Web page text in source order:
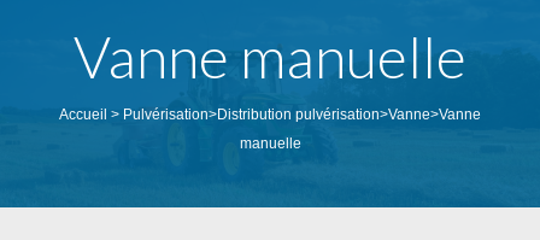
Vanne manuelle
Accueil > Pulvérisation>Distribution pulvérisation>Vanne>Vanne
manuelle